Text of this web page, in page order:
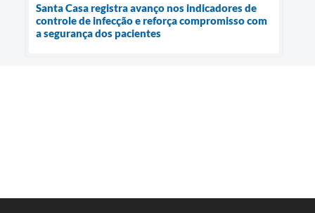
Santa Casa registra avanço nos indicadores de
controle de infecção e reforça compromisso com
a segurança dos pacientes